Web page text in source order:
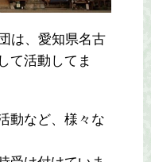
は、愛知県名古
て活動してま
動など、様々な